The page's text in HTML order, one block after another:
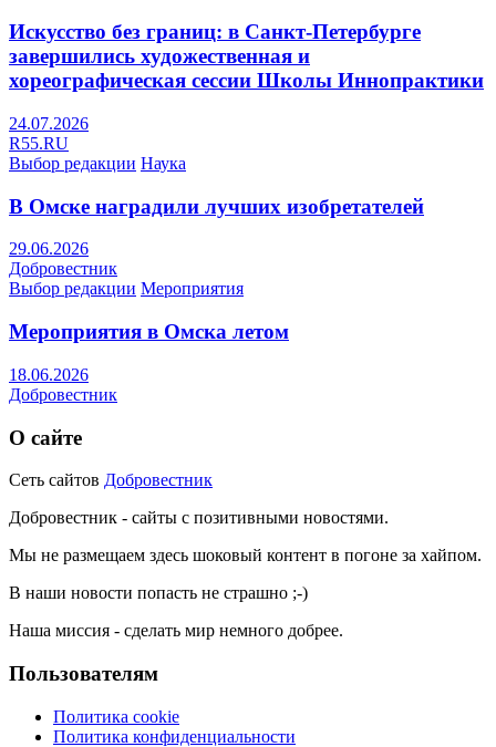
Искусство без границ: в Санкт-Петербурге
завершились художественная и
хореографическая сессии Школы Иннопрактики
24.07.2026
R55.RU
Выбор редакции Наука
В Омске наградили лучших изобретателей
29.06.2026
Добровестник
Выбор редакции Мероприятия
Мероприятия в Омска летом
18.06.2026
Добровестник
О сайте
Сеть сайтов Добровестник
Добровестник - сайты с позитивными новостями.
Мы не размещаем здесь шоковый контент в погоне за хайпом.
В наши новости попасть не страшно ;-)
Наша миссия - сделать мир немного добрее.
Пользователям
Политика cookie
Политика конфиденциальности